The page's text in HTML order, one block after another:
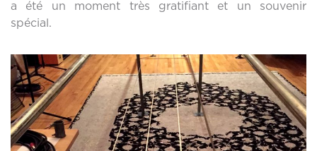
a été un moment très gratifiant et un souvenir
spécial.